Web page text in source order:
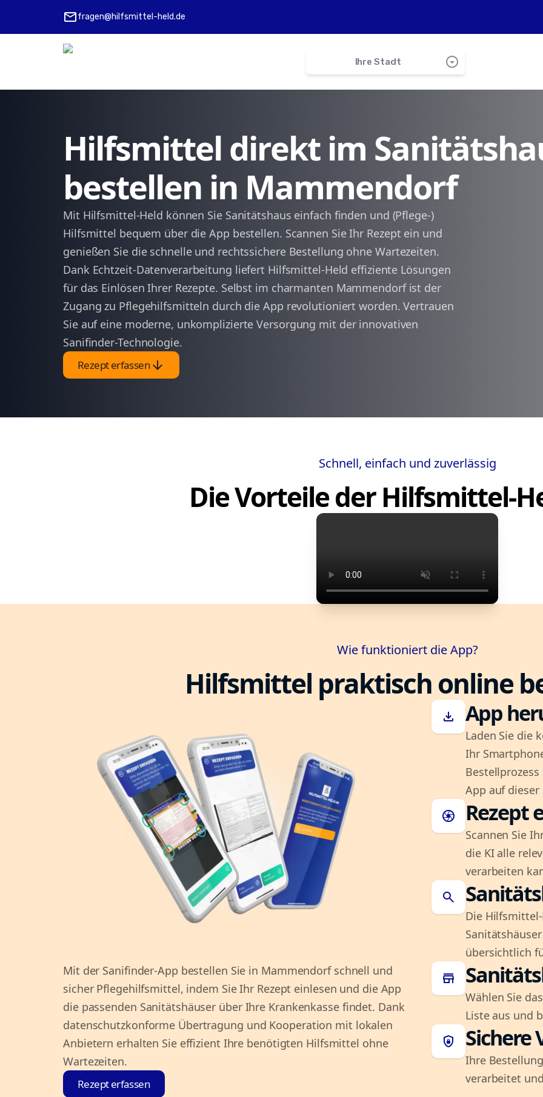
mailfragen@hilfsmittel-held.de
Ihre Stadt arrow_drop_down_circle
Oberschweinbach
Jesenwang
Adelshofen
arrow_back 1 arrow_forward
Hilfsmittel direkt im
bestellen in Mammendorf
Mit Hilfsmittel-Held können Sie Sanitätshaus einfach finden und (Pflege-)
Hilfsmittel bequem über die App bestellen. Scannen Sie Ihr Rezept ein und
genießen Sie die schnelle und rechtssichere Bestellung ohne Wartezeiten.
Dank Echtzeit-Datenverarbeitung liefert Hilfsmittel-Held effiziente Lösungen
für das Einlösen Ihrer Rezepte. Selbst im charmanten Mammendorf ist der
Zugang zu Pflegehilfsmitteln durch die App revolutioniert worden. Vertrauen
Sie auf eine moderne, unkomplizierte Versorgung mit der innovativen
Sanifinder-Technologie.
Rezept erfassenarrow_downward
Schnell, einfach und zuverlässig
Die Vorteile der Hilfsmittel-
Wie funktioniert die App?
Hilfsmittel praktisch online
Mit der Sanifinder-App bestellen Sie in Mammendorf schnell und
sicher Pflegehilfsmittel, indem Sie Ihr Rezept einlesen und die App
die passenden Sanitätshäuser über Ihre Krankenkasse findet. Dank
datenschutzkonforme Übertragung und Kooperation mit lokalen
Anbietern erhalten Sie effizient Ihre benötigten Hilfsmittel ohne
Wartezeiten.
Rezept erfassen
download App
Laden Sie die
Ihr
App auf dieser
camera Rezept
Scannen Sie
die KI alle
verarbeiten
search
Die
übersichtlich
store
Wählen Sie
Liste aus und
shield_lock Sichere
Ihre
verarbeitet